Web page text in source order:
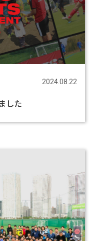
2024.08.22
した